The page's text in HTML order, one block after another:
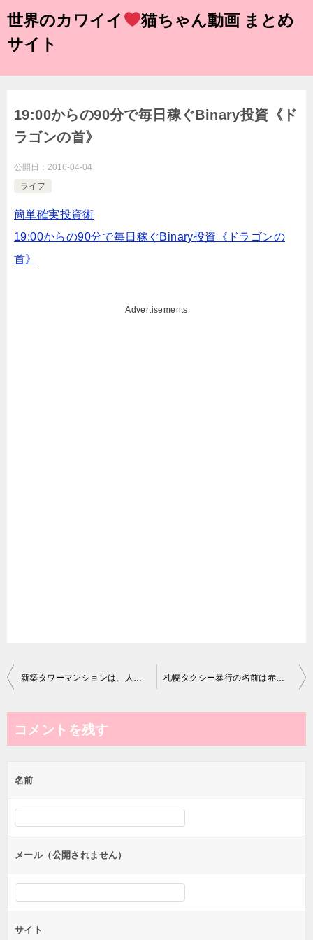
世界のカワイイ
猫ちゃん動画 まとめ
サイト
19:00からの90分で毎日稼ぐBinary投資《ド
ラゴンの首》
公開日： 2016-04-04
ライフ
簡単確実投資術
19:00からの90分で毎日稼ぐBinary投資《ドラゴンの
首》
Advertisements
投
ビ
ー
シ
ン
新築タワーマンションは、人生最悪の買い物です【不動産業者がバラす】 札幌タクシー暴行の名前は赤れんが法律事務所 杉山央 弁護士
コメントを残す
名前
メール（公開されません）
サイト